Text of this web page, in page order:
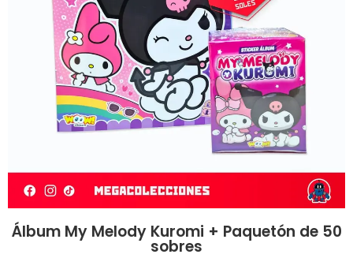
Álbum My Melody Kuromi + Paquetón de 50
sobres